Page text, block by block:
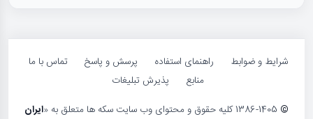
شرایط و ضوابط راهنمای استفاده پرسش و پاسخ
تماس با ما
منابع
پذیرش تبلیغات
©
ایران